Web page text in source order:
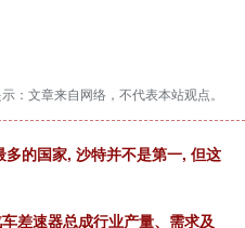
：文章来自网络，不代表本站观点。
的国家, 沙特并不是第一, 但这
差速器总成行业产量、需求及